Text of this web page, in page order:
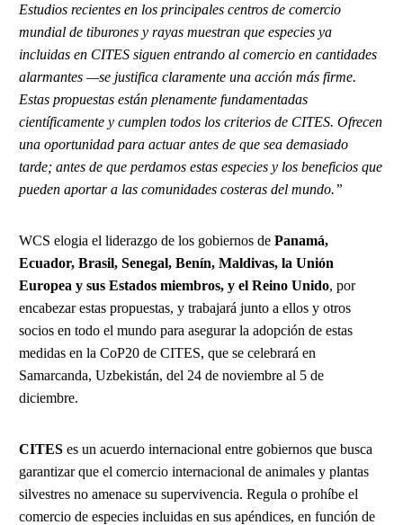
Estudios recientes en los principales centros de comercio
mundial de tiburones y rayas muestran que especies ya
incluidas en CITES siguen entrando al comercio en cantidades
alarmantes —se justifica claramente una acción más firme.
Estas propuestas están plenamente fundamentadas
científicamente y cumplen todos los criterios de CITES. Ofrecen
una oportunidad para actuar antes de que sea demasiado
tarde; antes de que perdamos estas especies y los beneficios que
pueden aportar a las comunidades costeras del mundo.”
WCS elogia el liderazgo de los gobiernos de Panamá,
Ecuador, Brasil, Senegal, Benín, Maldivas, la Unión
Europea y sus Estados miembros, y el Reino Unido, por
encabezar estas propuestas, y trabajará junto a ellos y otros
socios en todo el mundo para asegurar la adopción de estas
medidas en la CoP20 de CITES, que se celebrará en
Samarcanda, Uzbekistán, del 24 de noviembre al 5 de
diciembre.
CITES es un acuerdo internacional entre gobiernos que busca
garantizar que el comercio internacional de animales y plantas
silvestres no amenace su supervivencia. Regula o prohíbe el
comercio de especies incluidas en sus apéndices, en función de